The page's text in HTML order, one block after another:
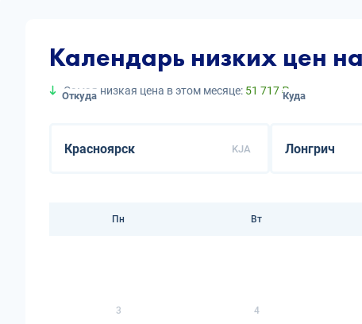
Календарь низких цен
Самая низкая цена в этом месяце: 51 717 ₽
Откуда
KJA
Куда
Пн Вт
3 4